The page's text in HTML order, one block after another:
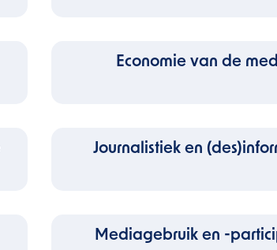
Economie van de
Journalistiek en
Mediagebruik en -